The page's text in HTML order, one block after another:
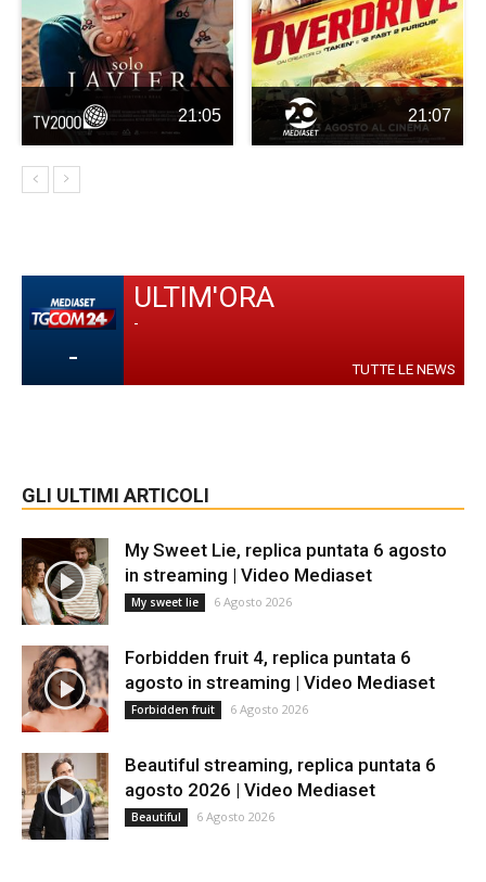
21:05 21:07
-
ULTIM'ORA
-
TUTTE LE NEWS
GLI ULTIMI ARTICOLI
My Sweet Lie, replica puntata 6 agosto
in streaming | Video Mediaset
My sweet lie 6 Agosto 2026
Forbidden fruit 4, replica puntata 6
agosto in streaming | Video Mediaset
Forbidden fruit 6 Agosto 2026
Beautiful streaming, replica puntata 6
agosto 2026 | Video Mediaset
Beautiful 6 Agosto 2026